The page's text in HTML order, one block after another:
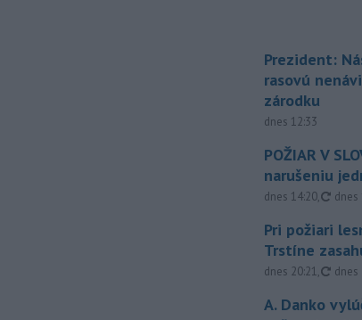
Prezident:
rasovú
zárodku
dnes 12:33
POŽIAR V
narušeniu
dnes 14:20, dnes
Pri požiari
Trstíne
dnes 20:21, dnes
A. Danko